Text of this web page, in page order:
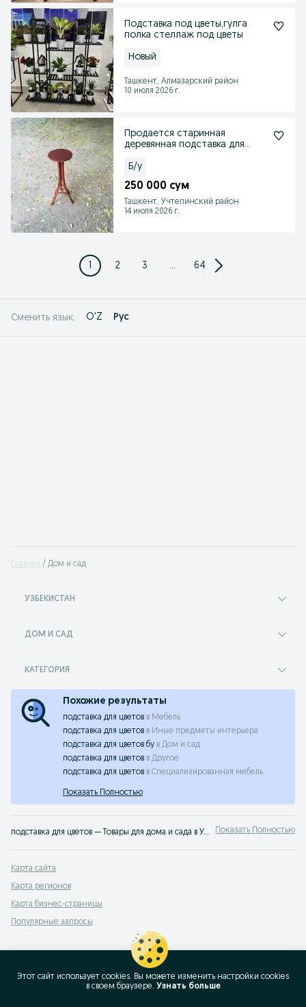
Подставка под цветы,гулга
полка стеллаж под цветы
Новый
Ташкент, Алмазарский район
10 июля 2026 г.
Продается старинная
деревянная подставка для
Б/у
250 000 сум
Ташкент, Учтепинский район
14 июля 2026 г.
1 2 3 ... 64
Сменить язык: O'Z Рус
Главная Дом и сад
УЗБЕКИСТАН
ДОМ И САД
КАТЕГОРИЯ
Похожие результаты
подставка для цветов в Мебель
подставка для цветов в Иные предметы интерьера
подставка для цветов бу в Дом и сад
подставка для цветов в Другое
подставка для цветов в Специализированная мебель
Показать Полностью
подставка для цветов — Товары для дома и сада в Узбекистане ➤ Купить новые или б/у товары для вашего дома и сада по лучшим ценам ☝ Выгодная купля/продажа на OLX.uz Показать Полностью
Карта сайта
Карта регионов
Карта бизнес-страницы
Популярные запросы
Этот сайт использует cookies. Вы можете изменить настройки cookies
в своeм браузере. Узнать больше